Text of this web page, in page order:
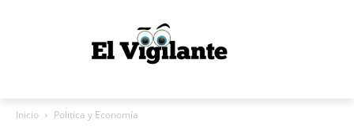
Inicio Politica y Economía